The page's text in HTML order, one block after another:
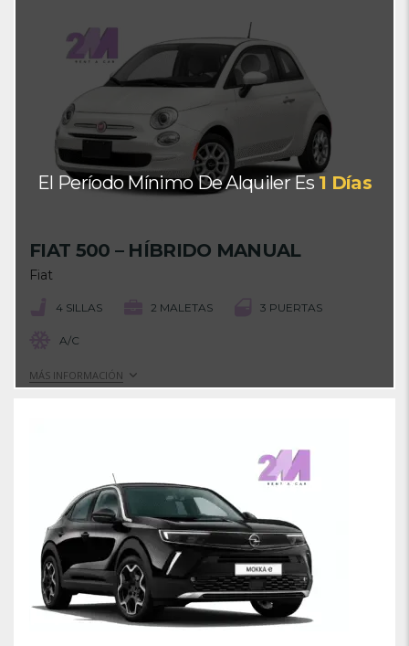
FIAT 500 – HÍBRIDO MANUAL
Fiat
4 SILLAS 2 MALETAS 3 PUERTAS
A/C
MÁS INFORMACIÓN
El Período Mínimo De Alquiler Es 1 Días